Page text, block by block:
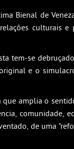
Bienal de
culturais e
tem-se
e o
que amplia o
comunidade,
de uma